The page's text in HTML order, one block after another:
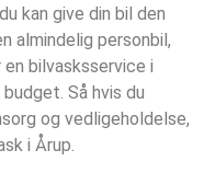
kan give din bil den
almindelig personbil,
bilvasksservice i
Så hvis du
og vedligeholdelse,
i Årup.